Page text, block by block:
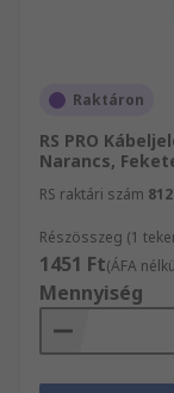
Raktáron
RS PRO
Narancs,
RS raktári szám
Részösszeg (1
1451 Ft(ÁFA
Mennyiség